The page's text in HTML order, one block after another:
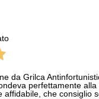
da Grilca
perfettamente
affidabile, che consiglio